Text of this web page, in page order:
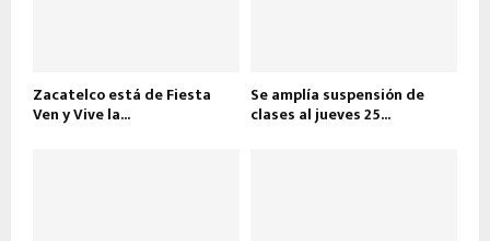
Zacatelco está de Fiesta
Ven y Vive la...
Se amplía suspensión de
clases al jueves 25...